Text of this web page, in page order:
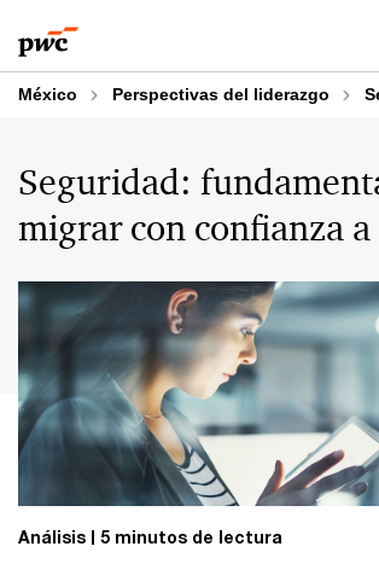
to
content
to
footer
México Perspectivas del liderazgo
Seguridad:
migrar con confianza
Análisis 5 minutos de lectura